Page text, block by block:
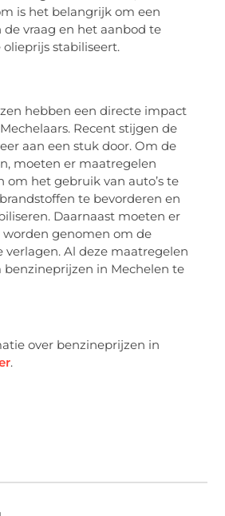
is het belangrijk om een
vraag en het aanbod te
stabiliseert.
hebben een directe impact
Recent stijgen de
aan een stuk door. Om de
moeten er maatregelen
om het gebruik van auto’s te
te bevorderen en
Daarnaast moeten er
genomen om de
verlagen. Al deze maatregelen
in Mechelen te
over benzineprijzen in
.